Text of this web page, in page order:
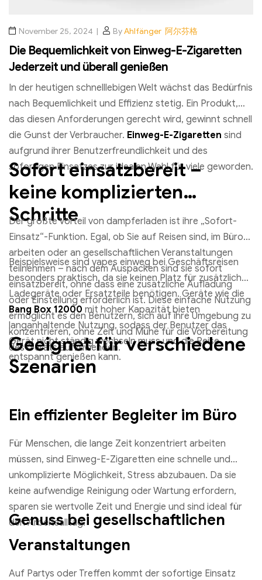
November 25, 2024 ByAhlfänger 阿尔芬格
Die Bequemlichkeit von Einweg-E-Zigaretten
Jederzeit und überall genießen
In der heutigen schnelllebigen Welt wächst das Bedürfnis
nach Bequemlichkeit und Effizienz stetig. Ein Produkt,
das diesen Anforderungen gerecht wird, gewinnt schnell
die Gunst der Verbraucher. Einweg-E-Zigaretten sind
aufgrund ihrer Benutzerfreundlichkeit und des
sofortigen Einsatzes zur idealen Wahl für viele geworden.
Sofort einsatzbereit –
keine komplizierten
Schritte
Der größte Vorteil von dampferladen ist ihre „Sofort-
Einsatz“-Funktion. Egal, ob Sie auf Reisen sind, im Büro
arbeiten oder an gesellschaftlichen Veranstaltungen
teilnehmen – nach dem Auspacken sind sie sofort
einsatzbereit, ohne dass eine zusätzliche Aufladung
oder Einstellung erforderlich ist. Diese einfache Nutzung
ermöglicht es den Benutzern, sich auf ihre Umgebung zu
konzentrieren, ohne Zeit und Mühe für die Vorbereitung
des Geräts aufzuwenden.
Beispielsweise sind vapes einweg bei Geschäftsreisen
besonders praktisch, da sie keinen Platz für zusätzliche
Ladegeräte oder Ersatzteile benötigen. Geräte wie die
Bang Box 12000 mit hoher Kapazität bieten
langanhaltende Nutzung, sodass der Benutzer das
Gerät nicht ständig wechseln muss und die Reise
entspannt genießen kann.
Geeignet für verschiedene
Szenarien
Ein effizienter Begleiter im Büro
Für Menschen, die lange Zeit konzentriert arbeiten
müssen, sind Einweg-E-Zigaretten eine schnelle und
unkomplizierte Möglichkeit, Stress abzubauen. Da sie
keine aufwendige Reinigung oder Wartung erfordern,
sparen sie wertvolle Zeit und Energie und sind ideal für
den Arbeitsalltag.
Genuss bei gesellschaftlichen
Veranstaltungen
Auf Partys oder Treffen kommt der sofortige Einsatz